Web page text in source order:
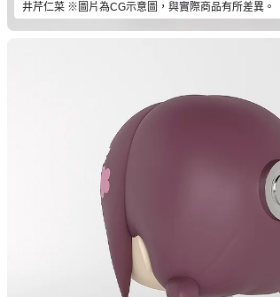
井芹仁菜 ※圖片為CG示意圖，與實際商品有所差異。